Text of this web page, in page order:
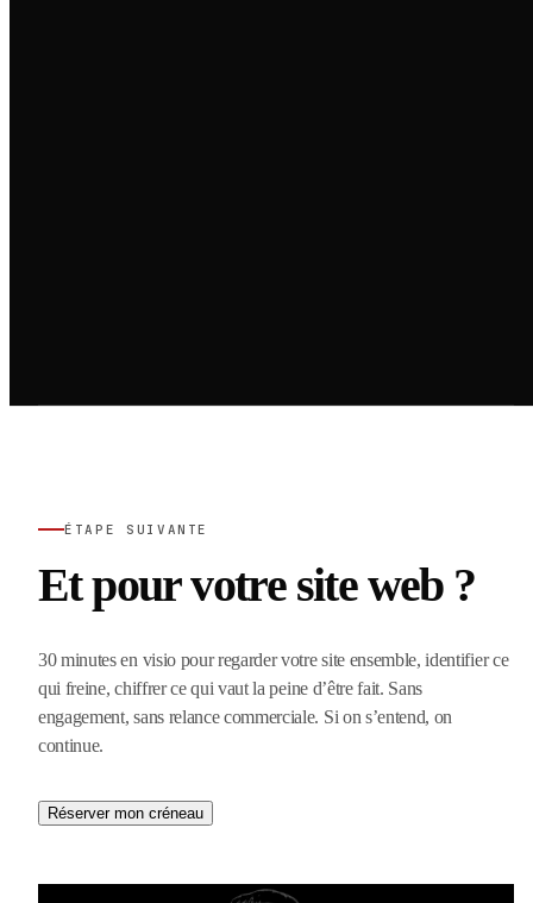
ÉTAPE SUIVANTE
Et pour votre site web ?
30 minutes en visio pour regarder votre site ensemble, identifier ce
qui freine, chiffrer ce qui vaut la peine d’être fait. Sans
engagement, sans relance commerciale. Si on s’entend, on
continue.
Réserver mon créneau